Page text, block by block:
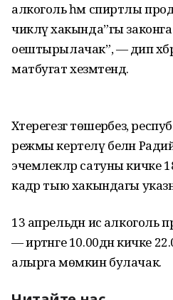
алкоголь һәм спиртлы
чикләү хакында”гы
оештырылачак”, — дип
матбугат хезмәтендә.
Хәтерегезгә төшерәбез,
режмы кертелү белән
эчемлекләр сатуны кичке
кадәр тыю хакындагы
13 апрельдән исә алкоголь
— иртәнге 10.00дән кичке
алырга мөмкин булачак.